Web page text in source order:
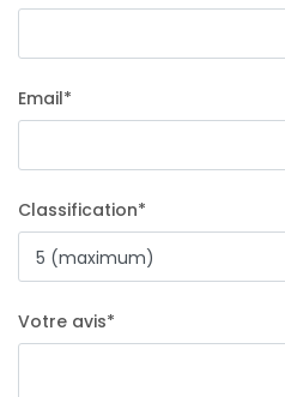
Email*
Classification*
Votre avis*